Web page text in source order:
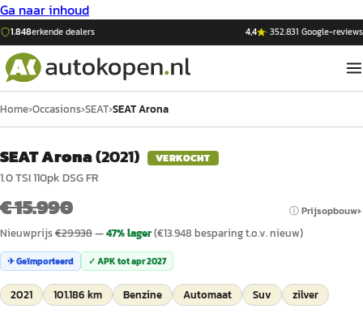
Ga naar inhoud
1.848erkende dealers 4,4 ·352.831 Google-reviews
Home›Occasions›SEAT›SEAT Arona
SEAT Arona(2021) VERKOCHT
1.0 TSI 110pk DSG FR
€ 15.990 ⓘ Prijsopbouw
Nieuwprijs€29.938—47% lager(€13.948 besparing t.o.v. nieuw)
✈ Geïmporteerd ✓ APK totapr 2027
2021 101.186 km Benzine Automaat Suv zilver